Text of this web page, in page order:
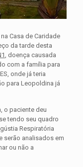
Casa de Caridade
da tarde desta
, doença causada
com a família para
onde já teria
para Leopoldina já
o paciente deu
tendo seu quadro
Respiratória
serão analisados em
ou não a